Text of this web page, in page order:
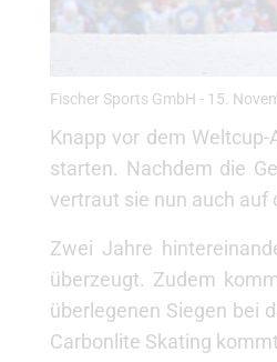
Fischer Sports GmbH - 15.
Knapp vor dem
starten. Nachdem die
vertraut sie nun auch auf
Zwei Jahre
überzeugt. Zudem
überlegenen Siegen bei
Carbonlite Skating